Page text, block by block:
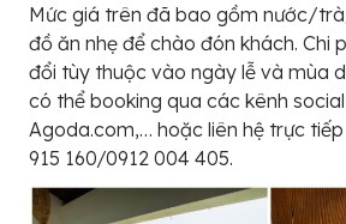
Mức giá trên đã bao gồm nước/
đồ ăn nhẹ để chào đón khách. Chi
đổi tùy thuộc vào ngày lễ và mùa
có thể booking qua các kênh
Agoda.com,… hoặc liên hệ trực
915 160/0912 004 405.